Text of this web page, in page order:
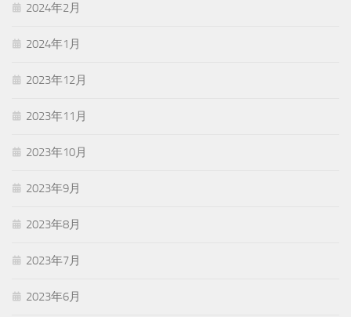
2024年2月
2024年1月
2023年12月
2023年11月
2023年10月
2023年9月
2023年8月
2023年7月
2023年6月